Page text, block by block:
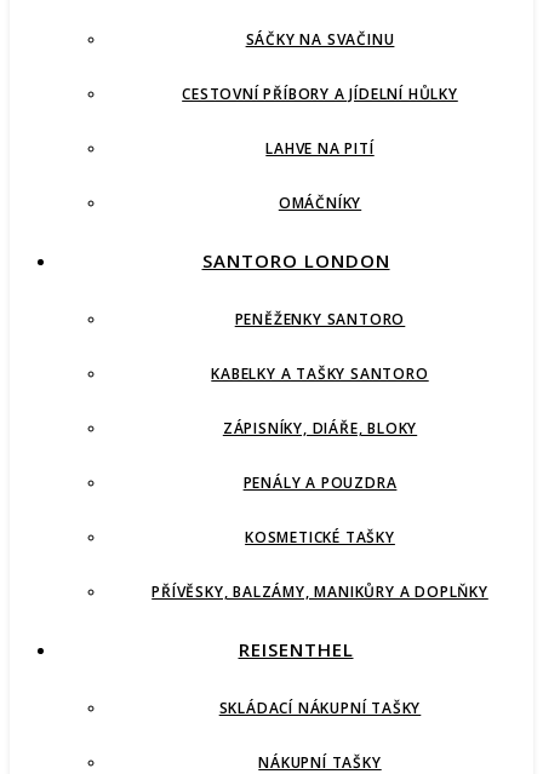
SÁČKY NA SVAČINU
CESTOVNÍ PŘÍBORY A JÍDELNÍ HŮLKY
LAHVE NA PITÍ
OMÁČNÍKY
SANTORO LONDON
PENĚŽENKY SANTORO
KABELKY A TAŠKY SANTORO
ZÁPISNÍKY, DIÁŘE, BLOKY
PENÁLY A POUZDRA
KOSMETICKÉ TAŠKY
PŘÍVĚSKY, BALZÁMY, MANIKŮRY A DOPLŇKY
REISENTHEL
SKLÁDACÍ NÁKUPNÍ TAŠKY
NÁKUPNÍ TAŠKY